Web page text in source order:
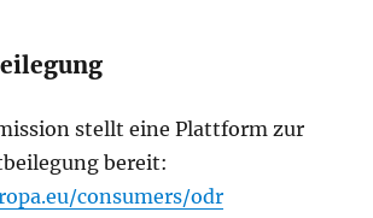
stellt eine Plattform zur
bereit:
consumers/odr